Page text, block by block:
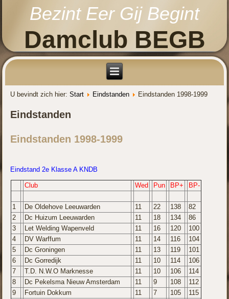
Bezint Eer Gij Begint
Damclub BEGB
U bevindt zich hier:Start Eindstanden Eindstanden 1998-1999
Eindstanden
Eindstanden 1998-1999
Eindstand 2e Klasse A KNDB
Club Wed Pun BP+ BP-
1 De Oldehove Leeuwarden 11 22 138
82
2
Dc Huizum Leeuwarden 11 18 134
86
3
Let Welding Wapenveld 11 16 120
100
4
DV Warffum 11 14 116
104
5
Dc Groningen 11 13 119
101
6
Dc Gorredijk 11 10 114
106
7
T.D. N.W.O Marknesse 11 10 106
114
8
Dc Pekelsma Nieuw Amsterdam 11 9 108
112
9
Fortuin Dokkum 11 7 105
115